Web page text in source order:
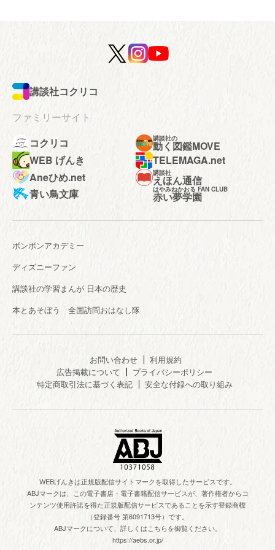
講談社コクリコ
ファミリーサイト
コクリコ
講談社の
動く図鑑MOVE
WEB げんき
TELEMAGA.net
Aneひめ.net
講談社
えほん通信
青い鳥文庫
はやみねかおる FAN CLUB
赤い夢学園
ボンボンアカデミー
ディズニーファン
講談社の学習まんが 日本の歴史
本とあそぼう 全国訪問おはなし隊
お問い合わせ
利用規約
広告掲載について
プライバシーポリシー
特定商取引法に基づく表記
安全な付録への取り組み
WEBげんきは正規版配信サイトマークを取得したサービスです。
ABJマークは、この電子書店・電子書籍配信サービスが、著作権者からコ
ンテンツ使用許諾を得た正規版配信サービスであることを示す登録商標
（登録番号 第6091713号）です。
ABJマークについて、詳しくはこちらを御覧ください。
https://aebs.or.jp/